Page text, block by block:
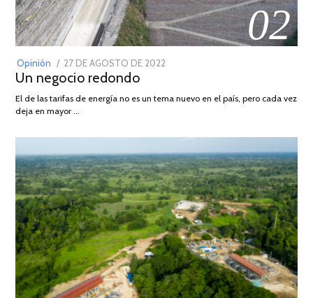
02
Opinión
POSTED
ON
27 DE AGOSTO DE 2022
DE
Un negocio redondo
El de las tarifas de energía no es un tema nuevo en el país, pero cada vez
deja en mayor …